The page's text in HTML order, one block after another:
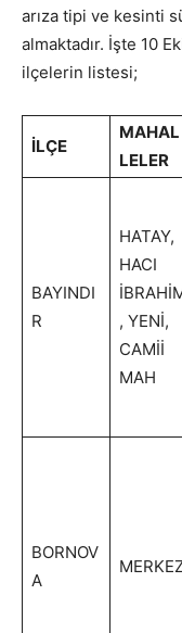
arıza tipi ve kesinti
almaktadır. İşte 10
ilçelerin listesi;
İLÇE
MAHAL
LELER
BAYINDI
R
HATAY,
HACI
, YENİ,
CAMİİ
MAH
BORNOV
A